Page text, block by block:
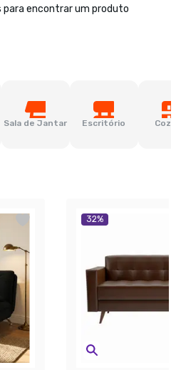
para encontrar um produto
Sala de Jantar Escritório
32%